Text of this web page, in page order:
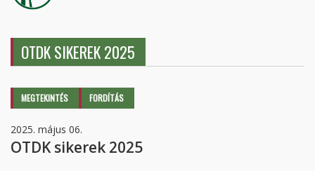
OTDK SIKEREK 2025
Elsődleges fülek
MEGTEKINTÉS (AKTÍVFORDÍTÁS
2025. május 06.
OTDK sikerek 2025